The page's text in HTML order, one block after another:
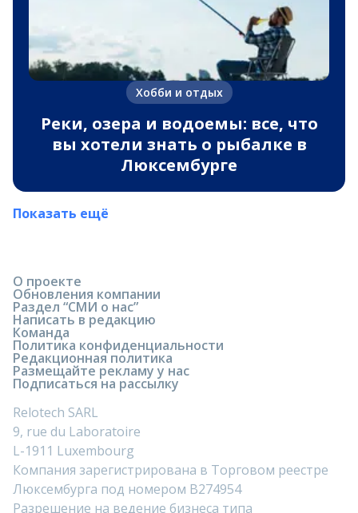
Хобби и отдых
Реки, озера и водоемы: все, что
вы хотели знать о рыбалке в
Люксембурге
Показать ещё
О проекте
Обновления компании
Раздел “СМИ о нас”
Написать в редакцию
Команда
Политика конфиденциальности
Редакционная политика
Размещайте рекламу у нас
Подписаться на рассылку
Relotech SARL
9, rue du Laboratoire
L-1911 Luxembourg
Компания зарегистрирована в Торговом реестре
Люксембурга под номером B274954
Разрешение на ведение бизнеса типа